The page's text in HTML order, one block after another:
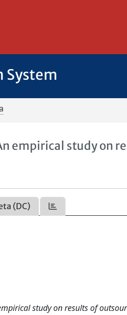
System
empirical study on
(DC)
study on results of